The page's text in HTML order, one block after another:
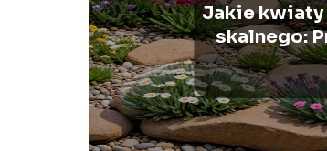
Jakie kwiaty
skalnego: